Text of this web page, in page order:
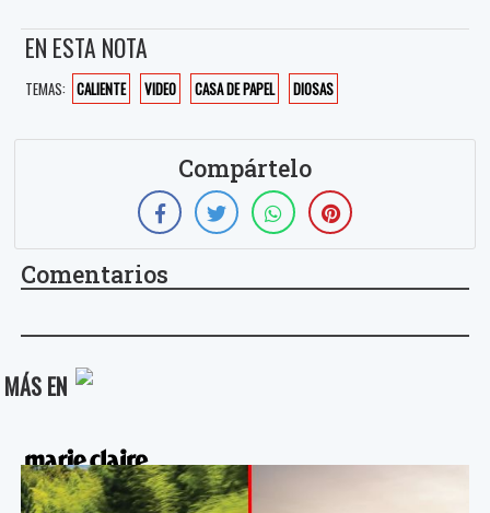
EN ESTA NOTA
TEMAS: CALIENTE VIDEO CASA DE PAPEL DIOSAS
Compártelo
Comentarios
MÁS EN